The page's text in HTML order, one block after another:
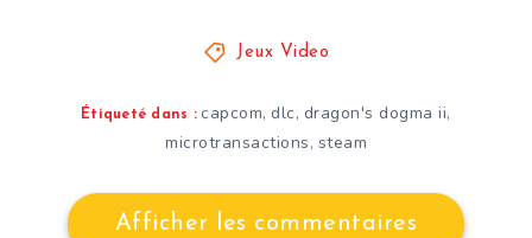
Jeux Video
Étiqueté dans : capcom, dlc, dragon's dogma ii,
microtransactions, steam
Afficher les commentaires